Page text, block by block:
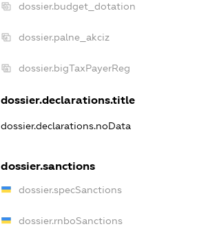
dossier.budget_dotation
dossier.palne_akciz
dossier.bigTaxPayerReg
dossier.declarations.title
dossier.declarations.noData
dossier.sanctions
dossier.specSanctions
dossier.rnboSanctions